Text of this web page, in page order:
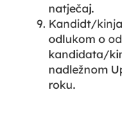
natječaj.
Kandidt/
odlukom o
kandidata/
nadležnom
roku.